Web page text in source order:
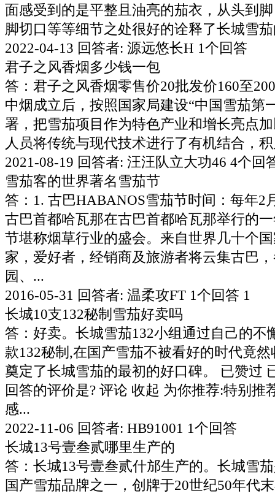
面感受到的是平整且油亮的茄衣，从头到
脚切口等等细节之处很好的诠释了长城雪
2022-04-13 回答者: 源远悠长H 1个回答
君子之风香烟多少钱一包
答：君子之风香烟零售价20批发价160至
中烟成立后，按照国家局建设“中国雪茄第
署，把雪茄项目作为特色产业和增长亮点
人员将传统与现代技术进行了有机结合，
2021-08-19 回答者: 汪汪队立大功46 4个回
雪茄客的世界著名雪茄节
答：1. 古巴HABANOS雪茄节时间：每年2
古巴首都哈瓦那在古巴首都哈瓦那举行的
节堪称烟草行业的盛会。来自世界几十个
家，爱好者，经销商及旅游者将云集古巴
园、...
2016-05-31 回答者: 温柔攻FT 1个回答 1
长城10支132秘制雪茄好卖吗
答：好卖。长城雪茄132小组通过自己的不
款132秘制,在国产雪茄不被看好的时代竟
奠定了长城雪茄的最初的好口碑。 已赞过
回答的评价是? 评论 收起 为你推荐:特别推
感...
2022-11-06 回答者: HB91001 1个回答
长城13号壹叁贰哪里生产的
答：长城13号壹叁贰什邡生产的。长城雪
国产雪茄品牌之一，创牌于20世纪50年代